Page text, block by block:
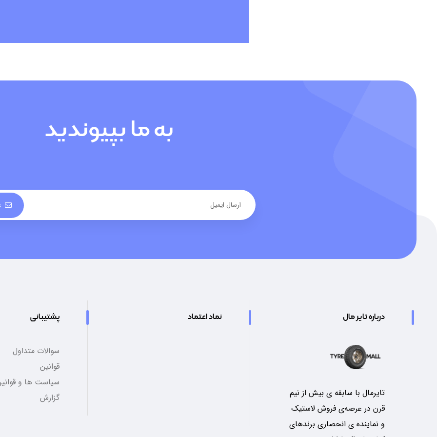
به ما بپیوندید
درباره تایر مال
تایرمال با سابقه ی بیش از نیم
قرن در عرصه‌ی فروش لاستیک
و نماینده ی انحصاری برندهای
نماد اعتماد پشتیبانی
سوالات متداول
قوانین
سیاست ها و
گزارش